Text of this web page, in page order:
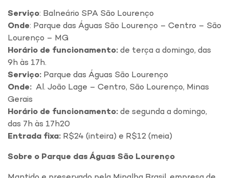
Serviço: Balneário SPA São Lourenço
Onde: Parque das Águas São Lourenço – Centro – São
Lourenço – MG
Horário de funcionamento:de terça a domingo, das
9h às 17h.
Serviço: Parque das Águas São Lourenço
Onde: Al. João Lage – Centro, São Lourenço, Minas
Gerais
Horário de funcionamento:de segunda a domingo,
das 7h às 17h20
Entrada fixa: R$24 (inteira) e R$12 (meia)
Sobre o Parque das Águas São Lourenço